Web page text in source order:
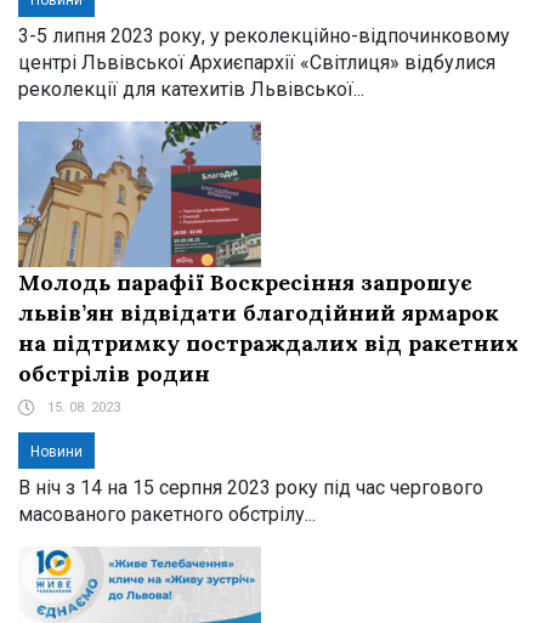
3-5 липня 2023 року, у реколекційно-відпочинковому
центрі Львівської Архиєпархії «Світлиця» відбулися
реколекції для катехитів Львівської...
Молодь парафії Воскресіння запрошує
львів’ян відвідати благодійний ярмарок
на підтримку постраждалих від ракетних
обстрілів родин
15. 08. 2023
Новини
В ніч з 14 на 15 серпня 2023 року під час чергового
масованого ракетного обстрілу...